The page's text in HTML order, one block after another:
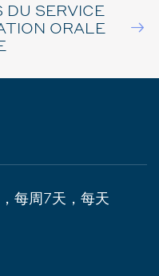
DU SERVICE
ORALE
每周7天，每天